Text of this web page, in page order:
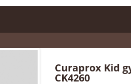
Curaprox Kid
CK4260